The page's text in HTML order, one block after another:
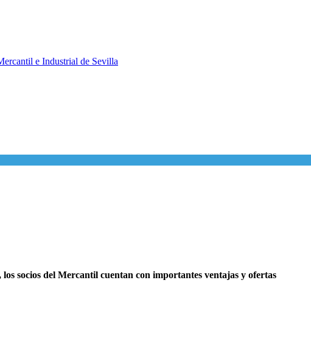
e Industrial de Sevilla
socios del Mercantil cuentan con importantes ventajas y ofertas